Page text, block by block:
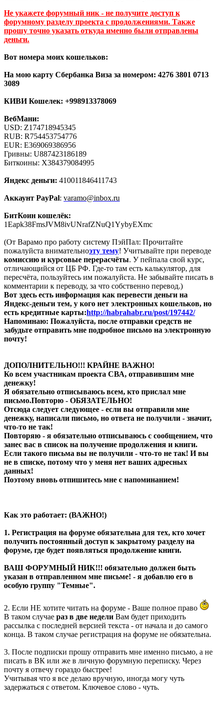
Не укажете форумный ник - не получите доступ к
форумному разделу проекта с продолжениями. Также
прошу точно указать откуда именно были отправлены
деньги.
Вот номера моих кошельков:
На мою карту Сбербанка Виза за номером: 4276 3801 0713
3089
КИВИ Кошелек: +998913378069
ВебМани:
USD: Z174718945345
RUB: R754453754776
EUR: E369069386956
Гривны: U887423186189
Биткоины: X384379084995
Яндекс деньги: 410011846411743
Аккаунт PayPal: varamo@inbox.ru
БитКоин кошелёк:
1Eapk38FmsJVM8ivUNrafZNuQ1YybyEXmc
(От Варамо про работу систему ПэйПал: Прочитайте
пожалуйста внимательноэту тему! Учитывайте при переводе
комиссию и курсовые перерасчёты. У пейпала свой курс,
отличающийся от ЦБ РФ. Где-то там есть калькулятор, для
пересчёта, пользуйтесь им пожалуйста. Не забывайте писать в
комментарии к переводу, за что собственно перевод.)
Вот здесь есть информация как перевести деньги на
Яндекс-деньги тем, у кого нет электронных кошельков, но
есть кредитные карты:http://habrahabr.ru/post/197442/
Напоминаю: Пожалуйста, после отправки средств не
забудьте отправить мне подробное письмо на электронную
почту!
ДОПОЛНИТЕЛЬНО!!! КРАЙНЕ ВАЖНО!
Ко всем участникам проекта СВА, отправившим мне
денежку!
Я обязательно отписываюсь всем, кто прислал мне
письмо.Повторю - ОБЯЗАТЕЛЬНО!
Отсюда следует следующее - если вы отправили мне
денежку, написали письмо, но ответа не получили - значит,
что-то не так!
Повторяю - я обязательно отписываюсь с сообщением, что
занес вас в список на получение продолжения и книги.
Если такого письма вы не получили - что-то не так! И вы
не в списке, потому что у меня нет ваших адресных
данных!
Поэтому вновь отпишитесь мне с напоминанием!
Как это работает: (ВАЖНО!)
1. Регистрация на форуме обязательна для тех, кто хочет
получить постоянный доступ к закрытому разделу на
форуме, где будет появляться продолжение книги.
ВАШ ФОРУМНЫЙ НИК!!! обязательно должен быть
указан в отправленном мне письме! - я добавлю его в
особую группу "Темные".
2. Если НЕ хотите читать на форуме - Ваше полное право
В таком случае раз в две недели Вам будет приходить
рассылка с последней версией текста - от начала и до самого
конца. В таком случае регистрация на форуме не обязательна.
3. После подписки прошу отправить мне именно письмо, а не
писать в ВК или же в личную форумную переписку. Через
почту я отвечу гораздо быстрее!
Учитывая что я все делаю вручную, иногда могу чуть
задержаться с ответом. Ключевое слово - чуть.